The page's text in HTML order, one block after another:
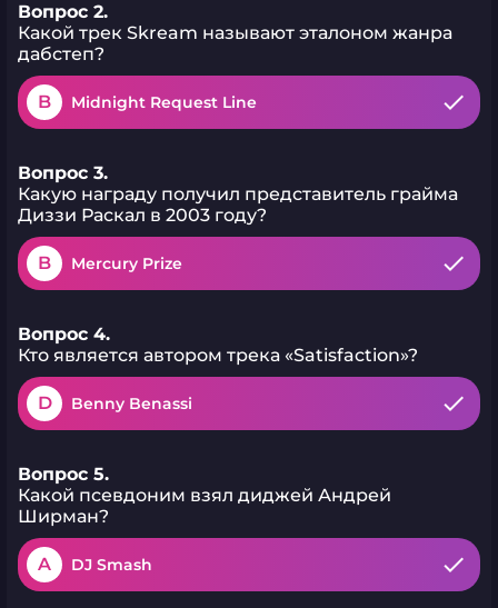
Вопрос 2.
Какой трек Skream называют эталоном жанра
дабстеп?
B Midnight Request Line
Вопрос 3.
Какую награду получил представитель грайма
Диззи Раскал в 2003 году?
B Mercury Prize
Вопрос 4.
Кто является автором трека «Satisfaction»?
D Benny Benassi
Вопрос 5.
Какой псевдоним взял диджей Андрей
Ширман?
A DJ Smash